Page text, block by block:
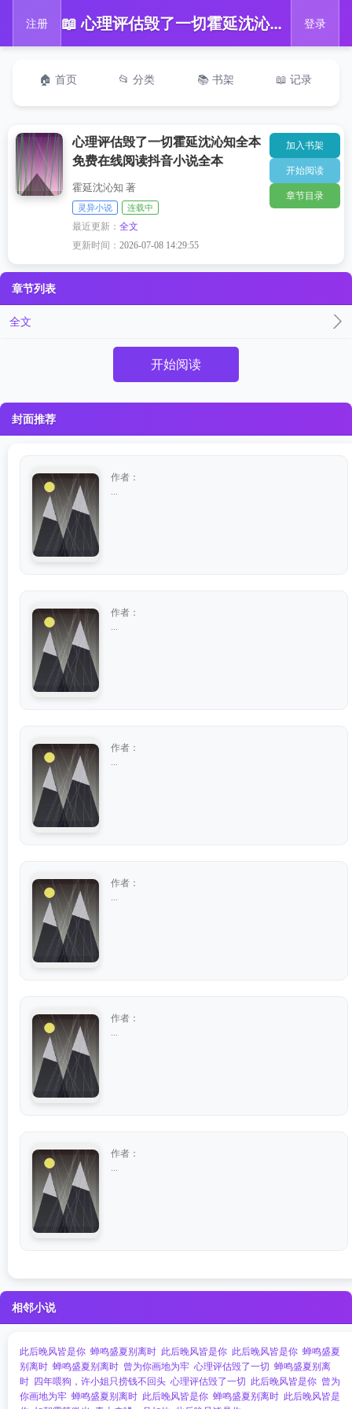
注册 📖 心理评估毁了一切霍延沈沁知全本免费在线阅读抖音小说全本 登录
🏠 首页 📂 分类 📚 书架 📖 记录
心理评估毁了一切霍延沈沁知全本
免费在线阅读抖音小说全本
霍延沈沁知 著
灵异小说 连载中
最近更新：全文
更新时间：2026-07-08 14:29:55
加入书架
开始阅读
章节目录
章节列表
全文
开始阅读
封面推荐
作者：
作者：
作者：
作者：
作者：
作者：
相邻小说
此后晚风皆是你 蝉鸣盛夏别离时 此后晚风皆是你 此后晚风皆是你 蝉鸣盛夏
别离时 蝉鸣盛夏别离时 曾为你画地为牢 心理评估毁了一切 蝉鸣盛夏别离
时 四年喂狗，许小姐只捞钱不回头 心理评估毁了一切 此后晚风皆是你 曾为
你画地为牢 蝉鸣盛夏别离时 此后晚风皆是你 蝉鸣盛夏别离时 此后晚风皆是